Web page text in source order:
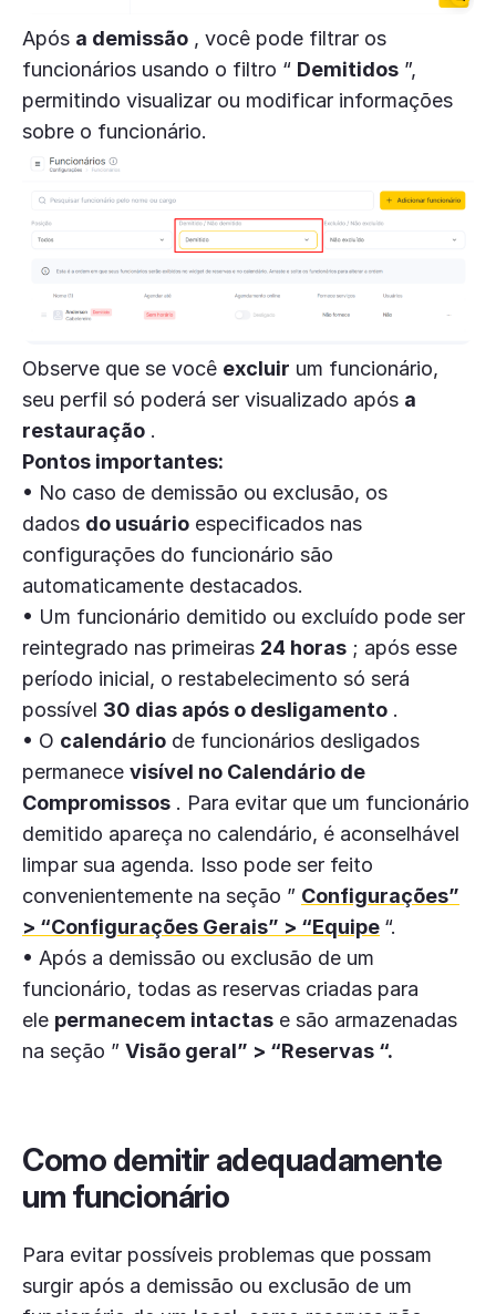
Após a demissão , você pode filtrar os
funcionários usando o filtro “ Demitidos ”,
permitindo visualizar ou modificar informações
sobre o funcionário.
Observe que se você excluir um funcionário,
seu perfil só poderá ser visualizado após a
restauração .
Pontos importantes:
• No caso de demissão ou exclusão, os
dados do usuário especificados nas
configurações do funcionário são
automaticamente destacados.
• Um funcionário demitido ou excluído pode ser
reintegrado nas primeiras 24 horas ; após esse
período inicial, o restabelecimento só será
possível 30 dias após o desligamento .
• O calendário de funcionários desligados
permanece visível no Calendário de
Compromissos . Para evitar que um funcionário
demitido apareça no calendário, é aconselhável
limpar sua agenda. Isso pode ser feito
convenientemente na seção ” Configurações”
> “Configurações Gerais” > “Equipe “.
• Após a demissão ou exclusão de um
funcionário, todas as reservas criadas para
ele permanecem intactas e são armazenadas
na seção ” Visão geral” > “Reservas “.
Como demitir adequadamente
um funcionário
Para evitar possíveis problemas que possam
surgir após a demissão ou exclusão de um